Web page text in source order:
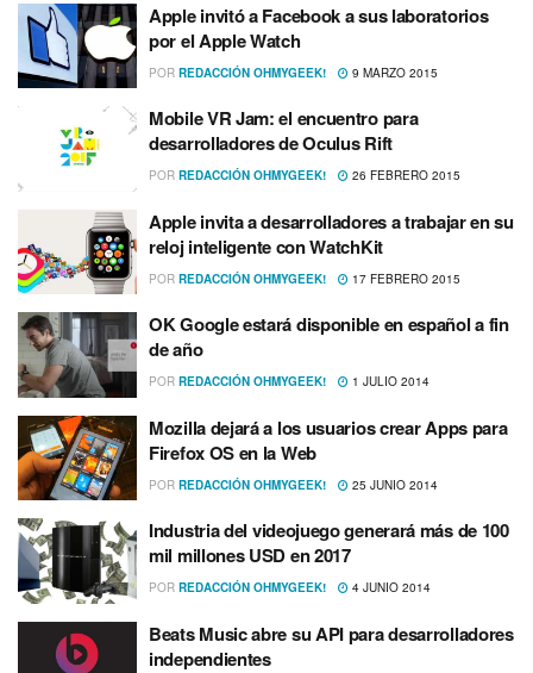
Apple invitó a Facebook a sus laboratorios
por el Apple Watch
POR REDACCIÓN OHMYGEEK! 9 MARZO 2015
Mobile VR Jam: el encuentro para
desarrolladores de Oculus Rift
POR REDACCIÓN OHMYGEEK! 26 FEBRERO 2015
Apple invita a desarrolladores a trabajar en su
reloj inteligente con WatchKit
POR REDACCIÓN OHMYGEEK! 17 FEBRERO 2015
OK Google estará disponible en español a fin
de año
POR REDACCIÓN OHMYGEEK! 1 JULIO 2014
Mozilla dejará a los usuarios crear Apps para
Firefox OS en la Web
POR REDACCIÓN OHMYGEEK! 25 JUNIO 2014
Industria del videojuego generará más de 100
mil millones USD en 2017
POR REDACCIÓN OHMYGEEK! 4 JUNIO 2014
Beats Music abre su API para desarrolladores
independientes